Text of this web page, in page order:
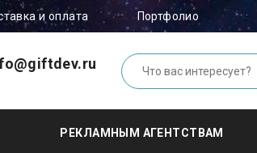
и оплата Портфолио
РЕКЛАМНЫМ АГЕНТСТВАМ